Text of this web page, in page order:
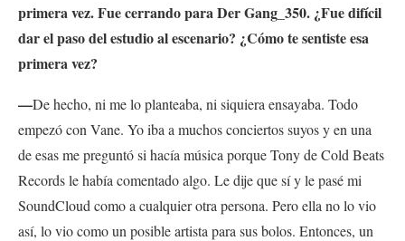
primera vez. Fue cerrando para Der Gang_350. ¿Fue difícil
dar el paso del estudio al escenario? ¿Cómo te sentiste esa
primera vez?
—De hecho, ni me lo planteaba, ni siquiera ensayaba. Todo
empezó con Vane. Yo iba a muchos conciertos suyos y en una
de esas me preguntó si hacía música porque Tony de Cold Beats
Records le había comentado algo. Le dije que sí y le pasé mi
SoundCloud como a cualquier otra persona. Pero ella no lo vio
así, lo vio como un posible artista para sus bolos. Entonces, un